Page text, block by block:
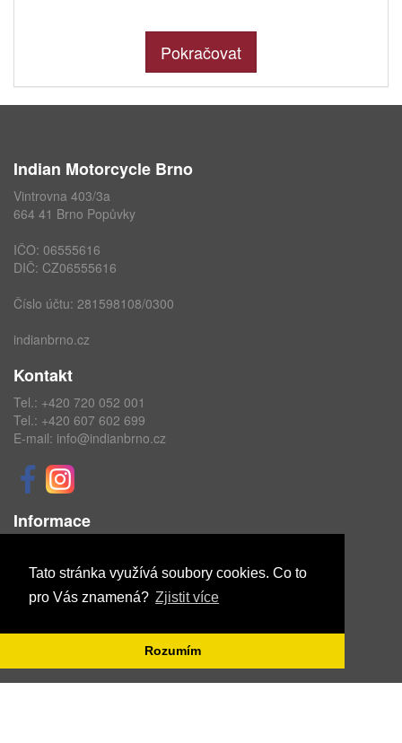
Tato stránka využívá soubory cookies. Co to
pro Vás znamená? Zjistit více
Rozumím
Pokračovat
Indian Motorcycle Brno
Vintrovna 403/3a
664 41 Brno Popůvky
IČO: 06555616
DIČ: CZ06555616
Číslo účtu: 281598108/0300
indianbrno.cz
Kontakt
Tel.: +420 720 052 001
Tel.: +420 607 602 699
E-mail: info@indianbrno.cz
Informace
Ochrana osobních údajů
Copyright © ABRA Software a.s. 2020